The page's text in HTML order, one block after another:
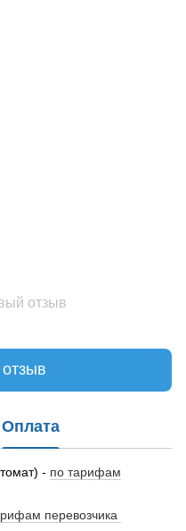
отзыв
Оплата
- по тарифам
перевозчика